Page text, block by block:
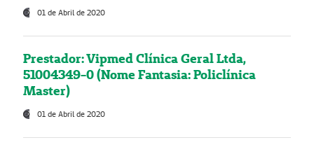
01 de Abril de 2020
Prestador: Vipmed Clínica Geral Ltda,
51004349-0 (Nome Fantasia: Policlínica
Master)
01 de Abril de 2020